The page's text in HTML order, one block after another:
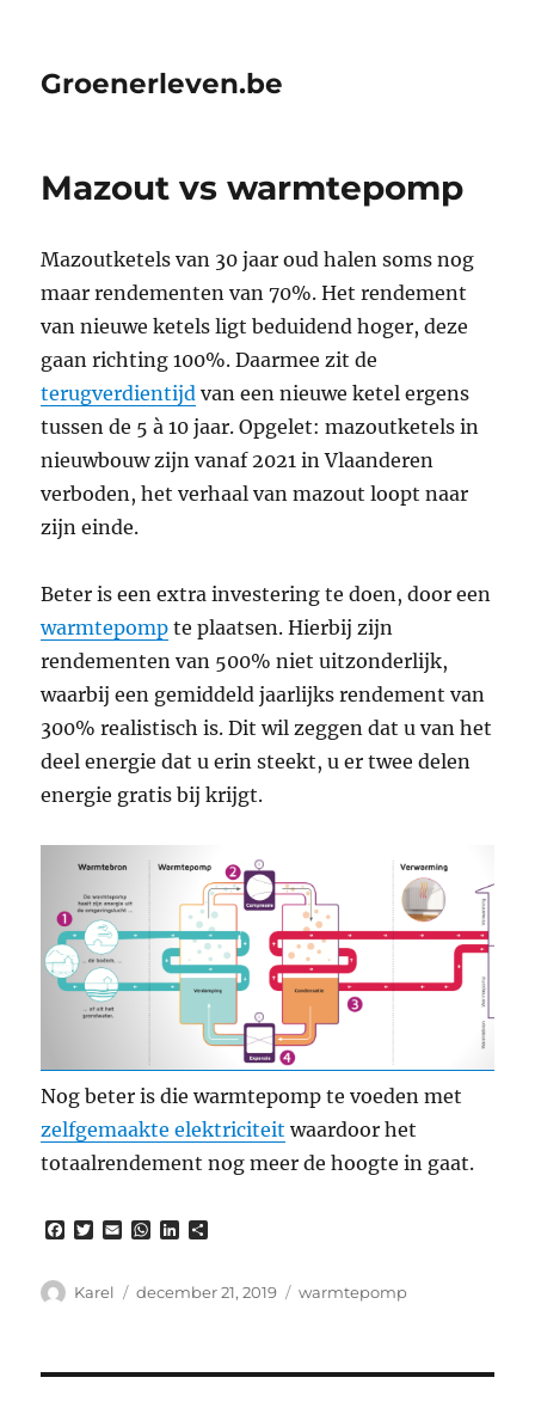
Groenerleven.be
Mazout vs warmtepomp
Mazoutketels van 30 jaar oud halen soms nog
maar rendementen van 70%. Het rendement
van nieuwe ketels ligt beduidend hoger, deze
gaan richting 100%. Daarmee zit de
terugverdientijd van een nieuwe ketel ergens
tussen de 5 à 10 jaar. Opgelet: mazoutketels in
nieuwbouw zijn vanaf 2021 in Vlaanderen
verboden, het verhaal van mazout loopt naar
zijn einde.
Beter is een extra investering te doen, door een
warmtepomp te plaatsen. Hierbij zijn
rendementen van 500% niet uitzonderlijk,
waarbij een gemiddeld jaarlijks rendement van
300% realistisch is. Dit wil zeggen dat u van het
deel energie dat u erin steekt, u er twee delen
energie gratis bij krijgt.
Nog beter is die warmtepomp te voeden met
zelfgemaakte elektriciteit waardoor het
totaalrendement nog meer de hoogte in gaat.
F
e
T
t
E
i
l
W
t
L
k
e
Auteur
Karel
Gepubliceerd
december 21, 2019 Tags
warmtepomp